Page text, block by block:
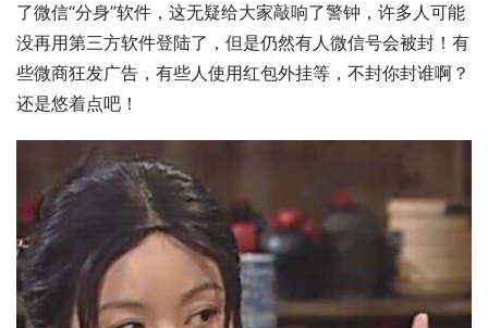
了微信“分身”软件，这无疑给大家敲响了警钟，许多人可能
没再用第三方软件登陆了，但是仍然有人微信号会被封！有
些微商狂发广告，有些人使用红包外挂等，不封你封谁啊？
还是悠着点吧！